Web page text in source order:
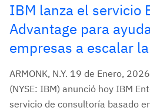
IBM lanza el servicio
Advantage para
empresas a escalar
ARMONK, N.Y. 19 de Enero,
(NYSE: IBM) anunció hoy IBM
servicio de consultoría basado